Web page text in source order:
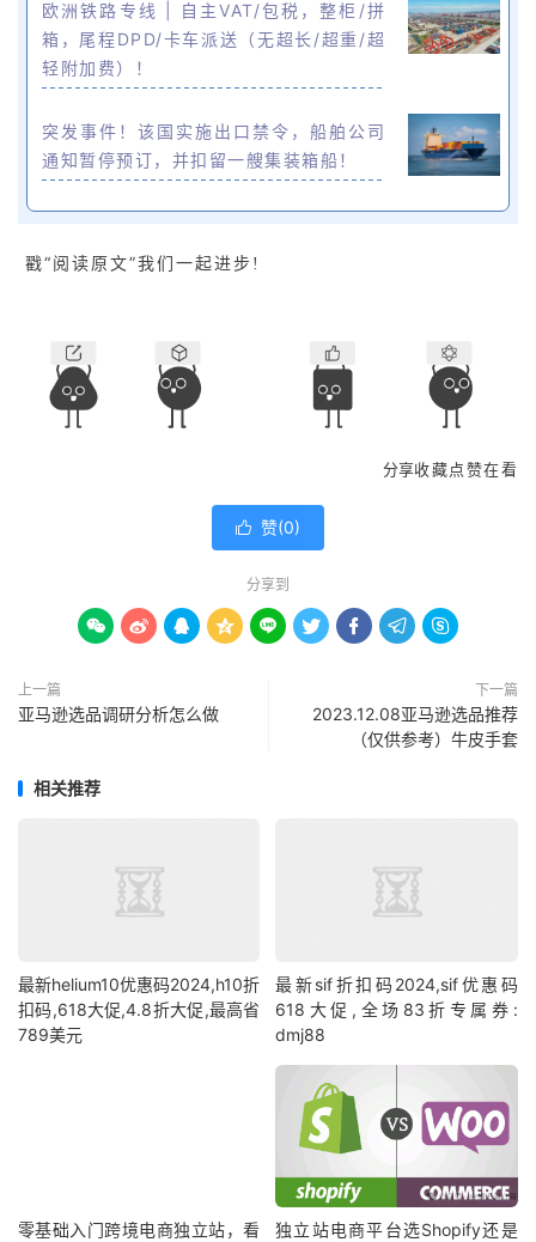
欧洲铁路专线 | 自主VAT/包税，整柜/拼
箱，尾程DPD/卡车派送（无超长/超重/超
轻附加费）！
突发事件！该国实施出口禁令，船舶公司
通知暂停预订，并扣留一艘集装箱船！
戳“阅读原文”我们一起进步!
分享收藏 点赞在看
 赞(0)
分享到
        
上一篇
亚马逊选品调研分析怎么做
下一篇
2023.12.08亚马逊选品推荐
（仅供参考）牛皮手套
相关推荐
最新helium10优惠码2024,h10折
扣码,618大促,4.8折大促,最高省
789美元
最新sif折扣码2024,sif优惠码
618大促,全场83折专属券:
dmj88
零基础入门跨境电商独立站，看
独立站电商平台选Shopify还是